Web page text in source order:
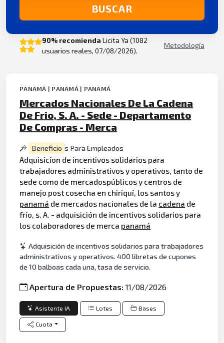
BUSCAR
90% recomienda Licita Ya (1082
usuarios reales, 07/08/2026).
Metodología
PANAMÁ | PANAMÁ | PANAMÁ
Mercados Nacionales De La Cadena
De Frio, S. A. - Sede - Departamento
De Compras - Merca
Beneficio s Para Empleados
Adquisicíon de incentivos solidarios para
trabajadores administrativos y operativos, tanto de
sede como de mercadospúblicos y centros de
manejo post cosecha en chiriquí, los santos y
panamá de mercados nacionales de la cadena de
frío, s. A. - adquisición de incentivos solidarios para
los colaboradores de merca panamá
Adquisición de incentivos solidarios para trabajadores
administrativos y operativos. 400 libretas de cupones
de 10 balboas cada una, tasa de servicio.
Apertura de Propuestas:11/08/2026
Asistente IA Lotes Bases
Cuota